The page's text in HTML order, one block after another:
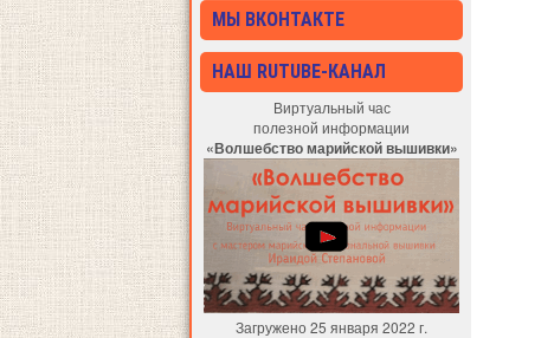
МЫ ВКОНТАКТЕ
НАШ RUTUBE-КАНАЛ
Виртуальный час
полезной информации
«Волшебство марийской вышивки»
Загружено 25 января 2022 г.